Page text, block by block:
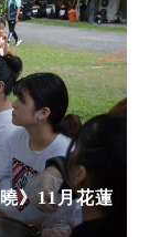
》11月花蓮